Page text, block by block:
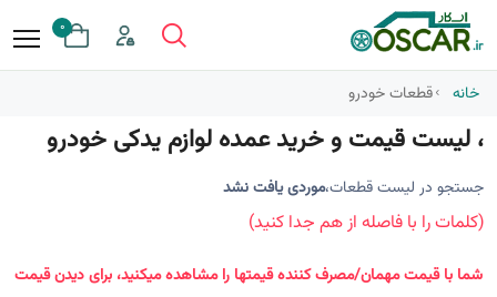
0
خانه قطعات خودرو
، لیست قیمت و خرید عمده لوازم یدکی خودرو
جستجو در لیست قطعات،موردی یافت نشد
(کلمات را با فاصله از هم جدا کنید)
شما با قیمت مهمان/مصرف کننده قیمتها را مشاهده میکنید، برای دیدن قیمت